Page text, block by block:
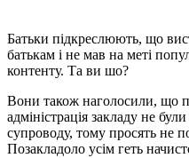
Батьки підкреслюють, що
батькам і не мав на меті
контенту. Та ви шо?
Вони також наголосили, що
адміністрація закладу не
супроводу, тому просять не
Позакладоло усім геть